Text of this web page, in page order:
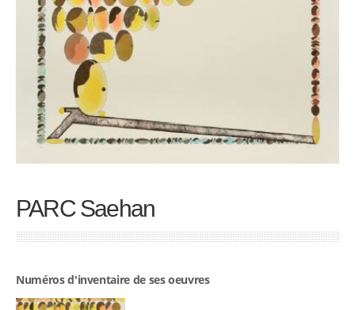
PARC Saehan
Numéros d'inventaire de ses oeuvres